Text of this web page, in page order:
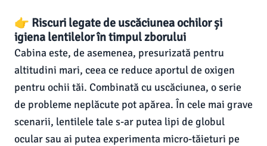
👉 Riscuri legate de uscăciunea ochilor și
igiena lentilelor în timpul zborului
Cabina este, de asemenea, presurizată pentru
altitudini mari, ceea ce reduce aportul de oxigen
pentru ochii tăi. Combinată cu uscăciunea, o serie
de probleme neplăcute pot apărea. În cele mai grave
scenarii, lentilele tale s-ar putea lipi de globul
ocular sau ai putea experimenta micro-tăieturi pe